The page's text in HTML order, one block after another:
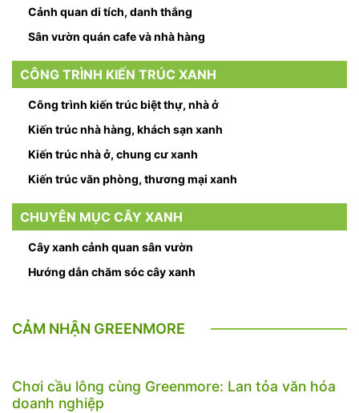
Cảnh quan di tích, danh thắng
Sân vườn quán cafe và nhà hàng
CÔNG TRÌNH KIẾN TRÚC XANH
Công trình kiến trúc biệt thự, nhà ở
Kiến trúc nhà hàng, khách sạn xanh
Kiến trúc nhà ở, chung cư xanh
Kiến trúc văn phòng, thương mại xanh
CHUYÊN MỤC CÂY XANH
Cây xanh cảnh quan sân vườn
Hướng dẫn chăm sóc cây xanh
CẢM NHẬN GREENMORE
Chơi cầu lông cùng Greenmore: Lan tỏa văn hóa
doanh nghiệp